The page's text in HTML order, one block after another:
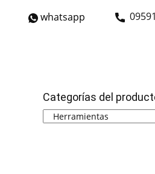
whatsapp
Categorías del